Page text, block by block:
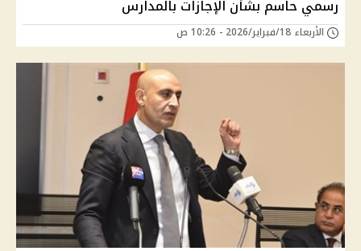
رسمي حاسم بشأن الإجازات بالمدارس
الأربعاء 18/فبراير/2026 - 10:26 ص